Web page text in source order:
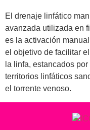
El drenaje linfático
avanzada utilizada en
es la activación
el objetivo de facilitar
la linfa, estancados
territorios linfáticos
el torrente venoso.